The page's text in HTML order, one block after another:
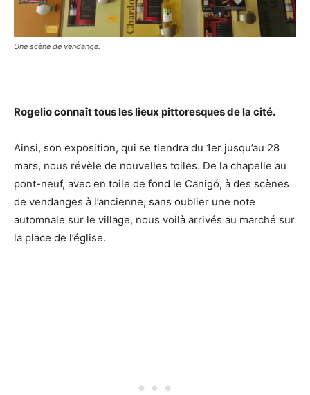
Une scène de vendange.
Rogelio connaît tous les lieux pittoresques de la cité.
Ainsi, son exposition, qui se tiendra du 1er jusqu’au 28
mars, nous révèle de nouvelles toiles. De la chapelle au
pont-neuf, avec en toile de fond le Canigó, à des scènes
de vendanges à l’ancienne, sans oublier une note
automnale sur le village, nous voilà arrivés au marché sur
la place de l’église.